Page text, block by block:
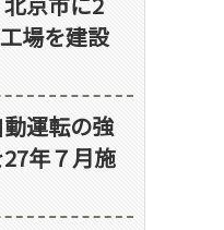
場を建設
運転の強
年７月施